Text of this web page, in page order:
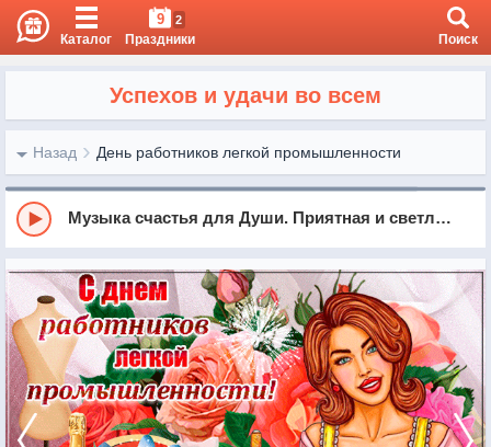
Каталог
9 2
Праздники Поиск
Успехов и удачи во всем
Назад День работников легкой промышленности
Музыка счастья для Души. Приятная и светлая мелодия